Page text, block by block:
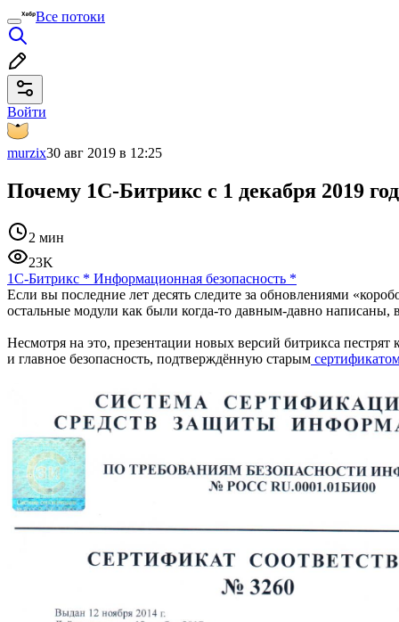
Все потоки
Войти
murzix30 авг 2019 в 12:25
Почему 1С-Битрикс с 1 декабря 2019
2 мин
23K
1С-Битрикс * Информационная безопасность *
Если вы последние лет десять следите за обновлениями
остальные модули как были когда-то давным-давно
Несмотря на это, презентации новых версий битрикса
и главное безопасность, подтверждённую старым